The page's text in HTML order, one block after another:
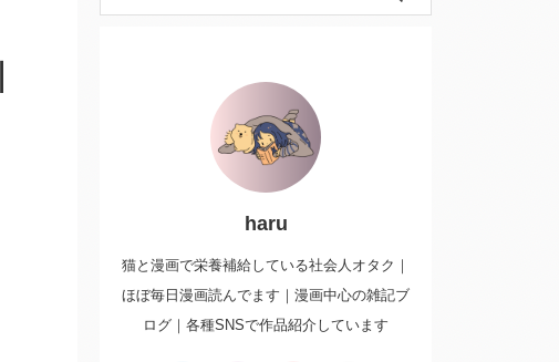
haru
猫と漫画で栄養補給している社会人オタク｜
ほぼ毎日漫画読んでます｜漫画中心の雑記ブ
ログ｜各種SNSで作品紹介しています